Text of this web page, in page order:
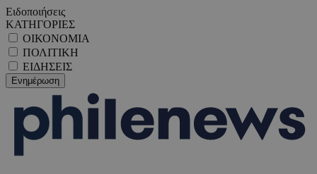
Ειδοποιήσεις
ΚΑΤΗΓΟΡΙΕΣ
ΟΙΚΟΝΟΜΙΑ
ΠΟΛΙΤΙΚΗ
ΕΙΔΗΣΕΙΣ